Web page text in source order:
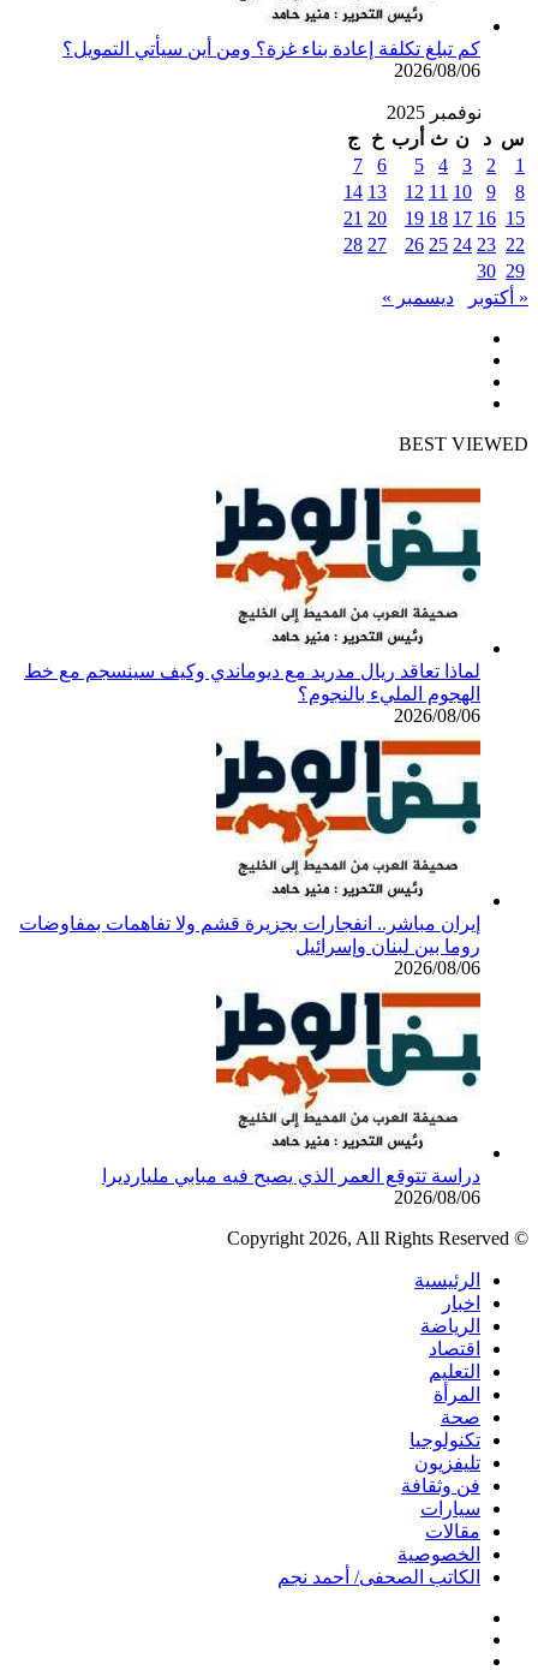
كم تبلغ تكلفة إعادة بناء غزة؟ ومن أين سيأتي التمويل؟
2026/08/06
نوفمبر 2025
س د ن ث أرب خ
ج
1
2
3
4
5
6
7
8
9
10
11
12
13
14
15
16
17
18
19
20
21
22
23
24
25
26
27
28
29
30
« أكتوبر
ديسمبر »
BEST VIEWED
لماذا تعاقد ريال مدريد مع ديوماندي وكيف سينسجم مع خط
الهجوم المليء بالنجوم؟
2026/08/06
إيران مباشر.. انفجارات بجزيرة قشم ولا تفاهمات بمفاوضات
روما بين لبنان وإسرائيل
2026/08/06
دراسة تتوقع العمر الذي يصبح فيه مبابي مليارديرا
2026/08/06
© Copyright 2026, All Rights Reserved
الرئيسية
اخبار
الرياضة
اقتصاد
التعليم
المرأة
صحة
تكنولوجيا
تليفزيون
فن وثقافة
سيارات
مقالات
الخصوصية
الكاتب الصحفى/ أحمد نجم